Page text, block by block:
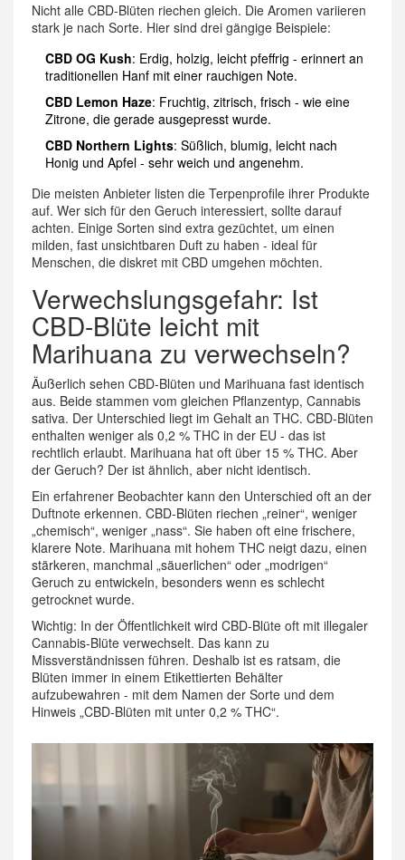
Nicht alle CBD-Blüten riechen gleich. Die Aromen variieren
stark je nach Sorte. Hier sind drei gängige Beispiele:
CBD OG Kush: Erdig, holzig, leicht pfeffrig - erinnert an
traditionellen Hanf mit einer rauchigen Note.
CBD Lemon Haze: Fruchtig, zitrisch, frisch - wie eine
Zitrone, die gerade ausgepresst wurde.
CBD Northern Lights: Süßlich, blumig, leicht nach
Honig und Apfel - sehr weich und angenehm.
Die meisten Anbieter listen die Terpenprofile ihrer Produkte
auf. Wer sich für den Geruch interessiert, sollte darauf
achten. Einige Sorten sind extra gezüchtet, um einen
milden, fast unsichtbaren Duft zu haben - ideal für
Menschen, die diskret mit CBD umgehen möchten.
Verwechslungsgefahr: Ist
CBD-Blüte leicht mit
Marihuana zu verwechseln?
Äußerlich sehen CBD-Blüten und Marihuana fast identisch
aus. Beide stammen vom gleichen Pflanzentyp, Cannabis
sativa. Der Unterschied liegt im Gehalt an THC. CBD-Blüten
enthalten weniger als 0,2 % THC in der EU - das ist
rechtlich erlaubt. Marihuana hat oft über 15 % THC. Aber
der Geruch? Der ist ähnlich, aber nicht identisch.
Ein erfahrener Beobachter kann den Unterschied oft an der
Duftnote erkennen. CBD-Blüten riechen „reiner“, weniger
„chemisch“, weniger „nass“. Sie haben oft eine frischere,
klarere Note. Marihuana mit hohem THC neigt dazu, einen
stärkeren, manchmal „säuerlichen“ oder „modrigen“
Geruch zu entwickeln, besonders wenn es schlecht
getrocknet wurde.
Wichtig: In der Öffentlichkeit wird CBD-Blüte oft mit illegaler
Cannabis-Blüte verwechselt. Das kann zu
Missverständnissen führen. Deshalb ist es ratsam, die
Blüten immer in einem Etikettierten Behälter
aufzubewahren - mit dem Namen der Sorte und dem
Hinweis „CBD-Blüten mit unter 0,2 % THC“.